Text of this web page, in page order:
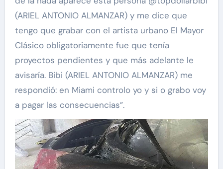
(ARIEL ANTONIO ALMANZAR) y me dice que
tengo que grabar con el artista urbano El Mayor
Clásico obligatoriamente fue que tenía
proyectos pendientes y que más adelante le
avisaría. Bibi (ARIEL ANTONIO ALMANZAR) me
respondió: en Miami controlo yo y si o grabo voy
a pagar las consecuencias”.